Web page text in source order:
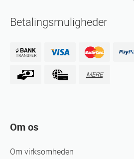
Betalingsmuligheder
MERE
Om os
Om virksomheden